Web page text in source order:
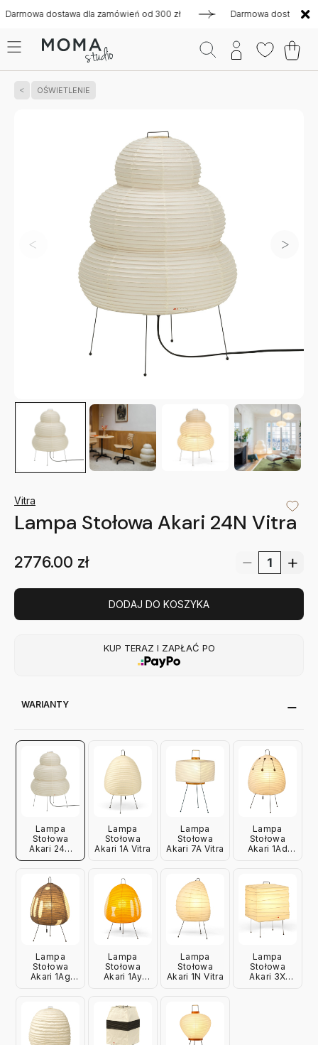
dostawa dla zamówień od 300 zł Darmowa dostawa dla
OŚWIETLENIE
Vitra
Lampa Stołowa Akari 24N Vitra
2776.00 zł
DODAJ DO KOSZYKA
KUP TERAZ I ZAPŁAĆ PO
WARIANTY
Lampa
Stołowa
Akari 24N
Vitra
Lampa
Stołowa
Akari 1A Vitra
Lampa
Stołowa
Akari 7A Vitra
Lampa
Stołowa
Akari 1Ad
Lampa
Stołowa
Akari 1Ag
Lampa
Stołowa
Akari 1Ay
Lampa
Stołowa
Akari 1N Vitra
Lampa
Stołowa
Akari 3X